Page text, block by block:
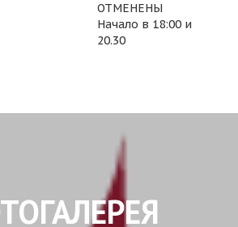
ОТМЕНЕНЫ
Начало в 18:00 и
20.30